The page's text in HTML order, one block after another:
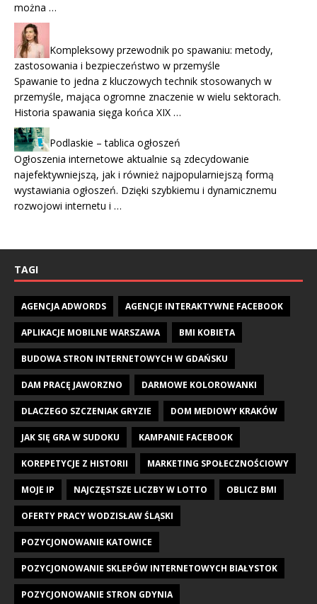
można …
Kompleksowy przewodnik po spawaniu: metody,
zastosowania i bezpieczeństwo w przemyśle
Spawanie to jedna z kluczowych technik stosowanych w
przemyśle, mająca ogromne znaczenie w wielu sektorach.
Historia spawania sięga końca XIX …
Podlaskie – tablica ogłoszeń
Ogłoszenia internetowe aktualnie są zdecydowanie
najefektywniejszą, jak i również najpopularniejszą formą
wystawiania ogłoszeń. Dzięki szybkiemu i dynamicznemu
rozwojowi internetu i …
TAGI
AGENCJA ADWORDS AGENCJE INTERAKTYWNE FACEBOOK
APLIKACJE MOBILNE WARSZAWA BMI KOBIETA
BUDOWA STRON INTERNETOWYCH W GDAŃSKU
DAM PRACĘ JAWORZNO DARMOWE KOLOROWANKI
DLACZEGO SZCZENIAK GRYZIE DOM MEDIOWY KRAKÓW
JAK SIĘ GRA W SUDOKU KAMPANIE FACEBOOK
KOREPETYCJE Z HISTORII MARKETING SPOŁECZNOŚCIOWY
MOJE IP NAJCZĘSTSZE LICZBY W LOTTO OBLICZ BMI
OFERTY PRACY WODZISŁAW ŚLĄSKI
POZYCJONOWANIE KATOWICE
POZYCJONOWANIE SKLEPÓW INTERNETOWYCH BIAŁYSTOK
POZYCJONOWANIE STRON GDYNIA